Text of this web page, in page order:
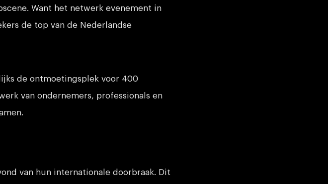
Want het netwerk evenement in
de top van de Nederlandse
de ontmoetingsplek voor 400
van ondernemers, professionals en
van hun internationale doorbraak. Dit